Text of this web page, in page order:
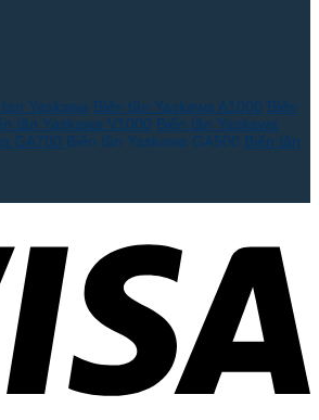
Yaskawa Biến tần Yaskawa A1000 Biến
tần Yaskawa V1000 Biến tần Yaskawa
GA700 Biến tần Yaskawa GA500 Biến tần